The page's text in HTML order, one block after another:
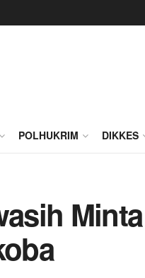
POLHUKRIM DIKKES